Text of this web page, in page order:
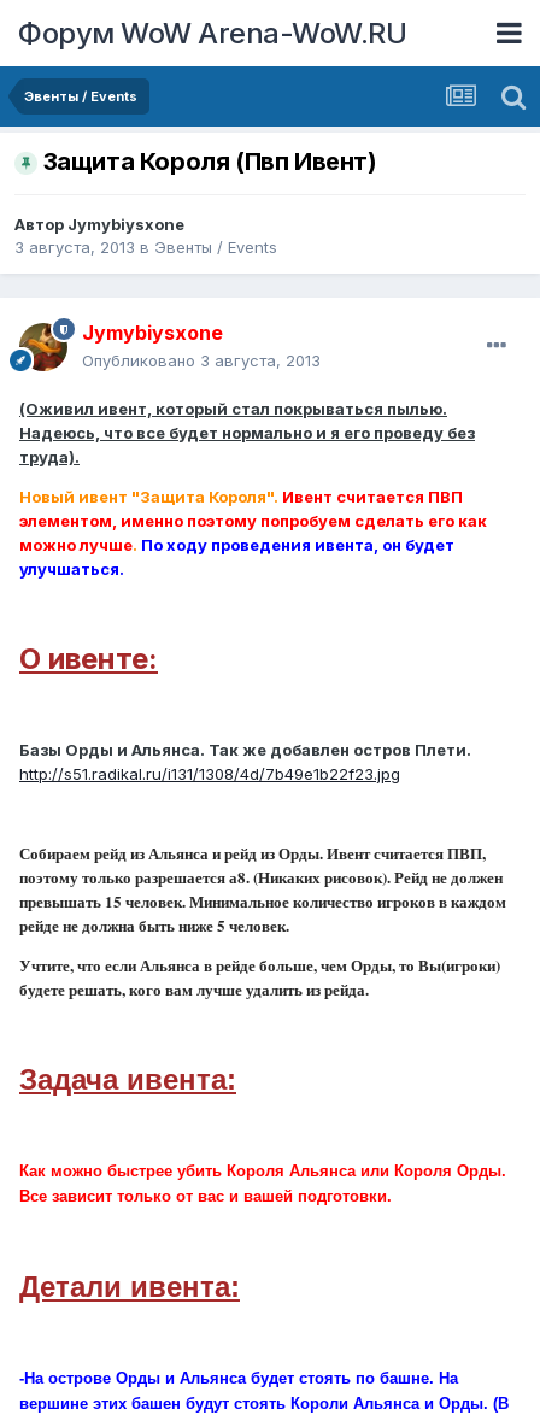
Форум WoW Arena-WoW.RU
Эвенты / Events
Защита Короля (Пвп Ивент)
Автор Jymybiysxone
3 августа, 2013 в Эвенты / Events
Jymybiysxone
Опубликовано 3 августа, 2013
(Оживил ивент, который стал покрываться пылью.
Надеюсь, что все будет нормально и я его проведу без
труда).
Новый ивент "Защита Короля". Ивент считается ПВП
элементом, именно поэтому попробуем сделать его как
можно лучше. По ходу проведения ивента, он будет
улучшаться.
О ивенте:
Базы Орды и Альянса. Так же добавлен остров Плети.
http://s51.radikal.ru/i131/1308/4d/7b49e1b22f23.jpg
Собираем рейд из Альянса и рейд из Орды. Ивент считается ПВП,
поэтому только разрешается а8. (Никаких рисовок). Рейд не должен
превышать 15 человек. Минимальное количество игроков в каждом
рейде не должна быть ниже 5 человек.
Учтите, что если Альянса в рейде больше, чем Орды, то Вы(игроки)
будете решать, кого вам лучше удалить из рейда.
Задача ивента:
Как можно быстрее убить Короля Альянса или Короля Орды.
Все зависит только от вас и вашей подготовки.
Детали ивента:
-На острове Орды и Альянса будет стоять по башне. На
вершине этих башен будут стоять Короли Альянса и Орды. (В